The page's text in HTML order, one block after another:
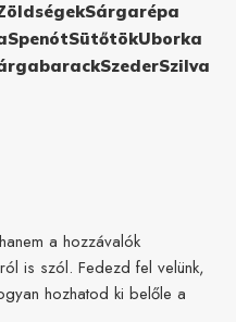
Sárgarépa
SpenótSütőtökUborka
SzederSzilva
a hozzávalók
is szól. Fedezd fel velünk,
hozhatod ki belőle a